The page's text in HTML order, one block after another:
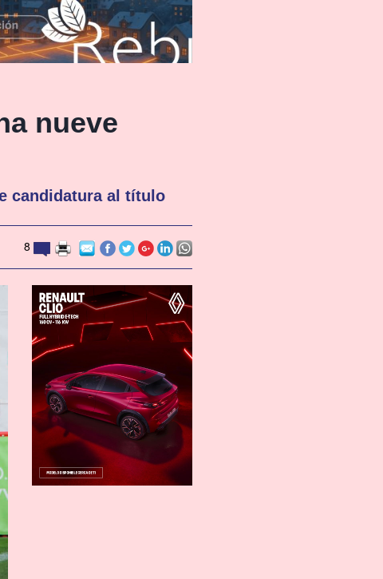
nueve
candidatura al título
8